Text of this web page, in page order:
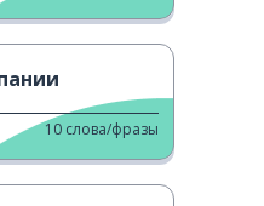
10 слова/фразы